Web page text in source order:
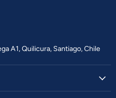
A1, Quilicura, Santiago, Chile